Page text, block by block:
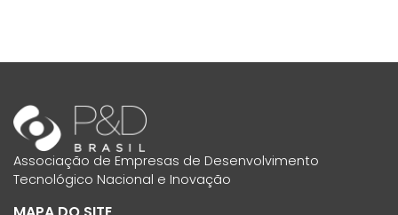
Associação de Empresas de Desenvolvimento
Tecnológico Nacional e Inovação